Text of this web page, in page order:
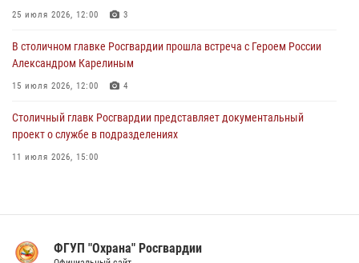
Московские росгвардейцы пришли на помощь семье, у которой
25 июля 2026, 12:00 3
В столичном главке Росгвардии прошла встреча с Героем России
Александром Карелиным
15 июля 2026, 12:00 4
Столичный главк Росгвардии представляет документальный
проект о службе в подразделениях
11 июля 2026, 15:00
В Управлении вневедомственной охраны Росгвардии подвели итоги
ФГУП "Охрана" Росгвардии